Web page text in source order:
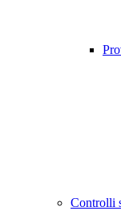
Controlli